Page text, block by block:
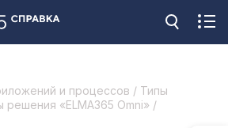
и процессов / Типы
«ELMA365 Omni» /